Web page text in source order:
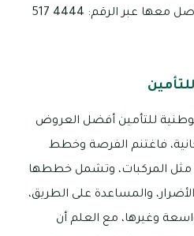
البحيرة، ومن المتاح التواصل معها عبر الرقم: 4444 517
للتأمين أفضل العروض
فاغتنم الفرصة وخطط
مثل المركبات، وتشمل خططها
والمساعدة على الطريق،
وغيرها، مع العلم أن